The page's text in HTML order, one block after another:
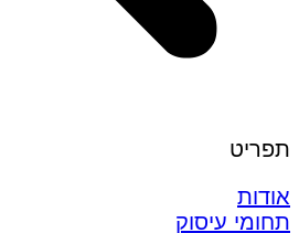
תפריט
אודות
תחומי עיסוק